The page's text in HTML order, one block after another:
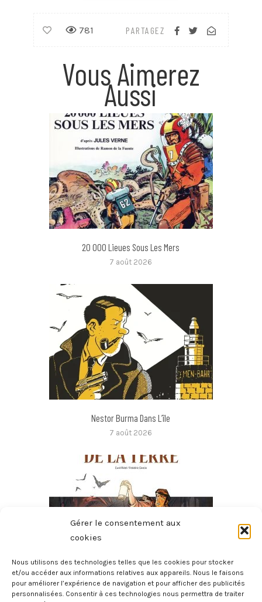
Gérer le consentement aux
cookies
Nous utilisons des technologies telles que les cookies pour stocker
et/ou accéder aux informations relatives aux appareils. Nous le faisons
pour améliorer l’expérience de navigation et pour afficher des publicités
personnalisées. Consentir à ces technologies nous permettra de traiter
PARTAGEZ
781
Vous Aimerez
Aussi
20 000 Lieues Sous Les Mers
7 août 2026
Nestor Burma Dans L’île
7 août 2026
Voyage Au Centre De La Terre En BD